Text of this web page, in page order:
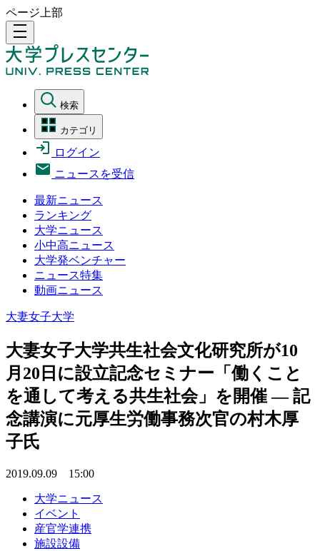
ページ上部
density_medium
検索
カテゴリ
ログイン
ニュースを受信
最新ニュース
ランキング
大学ニュース
小中高ニュース
大学発ベンチャー
ニュース特集
動画ニュース
大妻女子大学
大妻女子大学共生社会文化研究所が10
月20日に設立記念セミナー「働くこと
を通して考える共生社会」を開催 — 記
念講演に元厚生労働事務次官の村木厚
子氏
2019.09.09 15:00
大学ニュース
イベント
産官学連携
施設設備